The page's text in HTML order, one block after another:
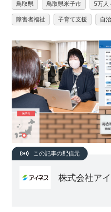
鳥取県 鳥取県米子市 5万人
障害者福祉 子育て支援 自
この記事の配信元
株式会社ア